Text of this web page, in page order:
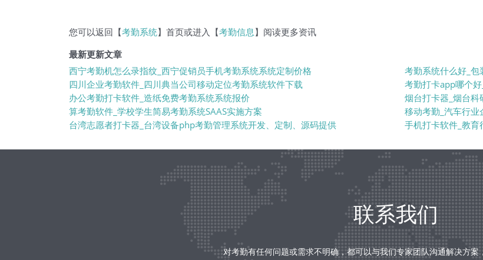
您可以返回【考勤系统】首页或进入【考勤信息】阅读更多资讯
最新更新文章
西宁考勤机怎么录指纹_西宁促销员手机考勤系统系统定制价格
考勤系统什么好_
四川企业考勤软件_四川典当公司移动定位考勤系统软件下载
考勤打卡app哪个
办公考勤打卡软件_造纸免费考勤系统系统报价
烟台打卡器_烟台
算考勤软件_学校学生简易考勤系统SAAS实施方案
移动考勤_汽车行
台湾志愿者打卡器_台湾设备php考勤管理系统开发、定制、源码提供
手机打卡软件_教
联系我们
对考勤有任何问题或需求不明确，都可以与我们专家团队沟通解决方